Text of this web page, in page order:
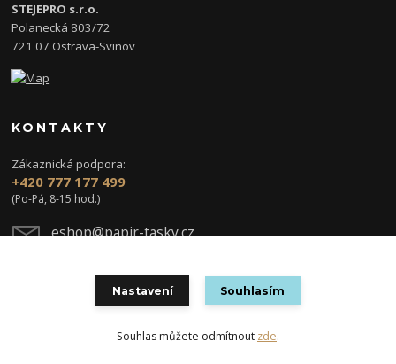
STEJEPRO s.r.o.
Polanecká 803/72
721 07 Ostrava-Svinov
KONTAKTY
Zákaznická podpora:
+420 777 177 499
(Po-Pá, 8-15 hod.)
eshop@papir-tasky.cz
Vytvořeno na Eshop-rychle.cz
Nastavení Souhlasím
Souhlas můžete odmítnout zde.